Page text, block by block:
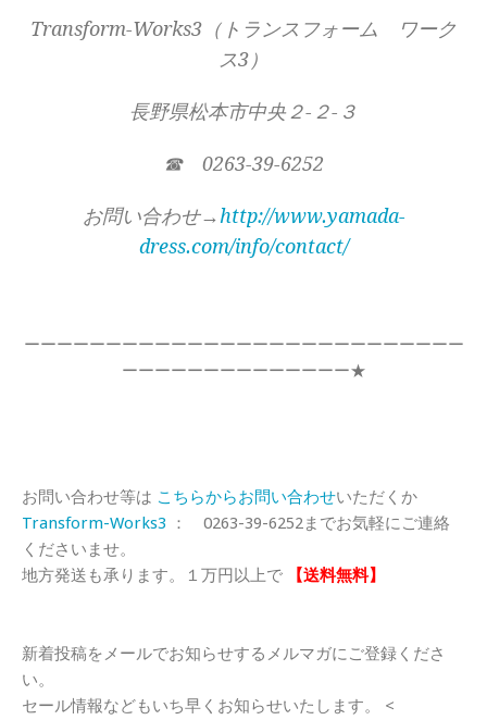
Transform-Works3（トランスフォーム ワーク
ス3）
長野県松本市中央２-２-３
☎ 0263-39-6252
お問い合わせ→http://www.yamada-
dress.com/info/contact/
ーーーーーーーーーーーーーーーーーーーーーーーーーーー
ーーーーーーーーーーーーーー★
お問い合わせ等は こちらからお問い合わせいただくか
Transform-Works3 ： 0263-39-6252までお気軽にご連絡
くださいませ。
地方発送も承ります。１万円以上で
【送料無料】
新着投稿をメールでお知らせするメルマガにご登録くださ
い。
セール情報などもいち早くお知らせいたします。 <